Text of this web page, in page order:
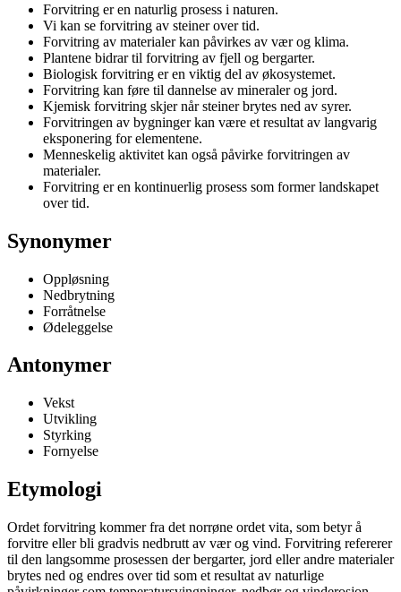
Forvitring er en naturlig prosess i naturen.
Vi kan se forvitring av steiner over tid.
Forvitring av materialer kan påvirkes av vær og klima.
Plantene bidrar til forvitring av fjell og bergarter.
Biologisk forvitring er en viktig del av økosystemet.
Forvitring kan føre til dannelse av mineraler og jord.
Kjemisk forvitring skjer når steiner brytes ned av syrer.
Forvitringen av bygninger kan være et resultat av langvarig
eksponering for elementene.
Menneskelig aktivitet kan også påvirke forvitringen av
materialer.
Forvitring er en kontinuerlig prosess som former landskapet
over tid.
Synonymer
Oppløsning
Nedbrytning
Forråtnelse
Ødeleggelse
Antonymer
Vekst
Utvikling
Styrking
Fornyelse
Etymologi
Ordet forvitring kommer fra det norrøne ordet vita, som betyr å
forvitre eller bli gradvis nedbrutt av vær og vind. Forvitring refererer
til den langsomme prosessen der bergarter, jord eller andre materialer
brytes ned og endres over tid som et resultat av naturlige